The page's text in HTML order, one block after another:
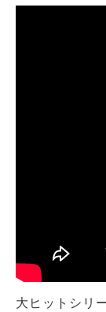
大ヒットシリ